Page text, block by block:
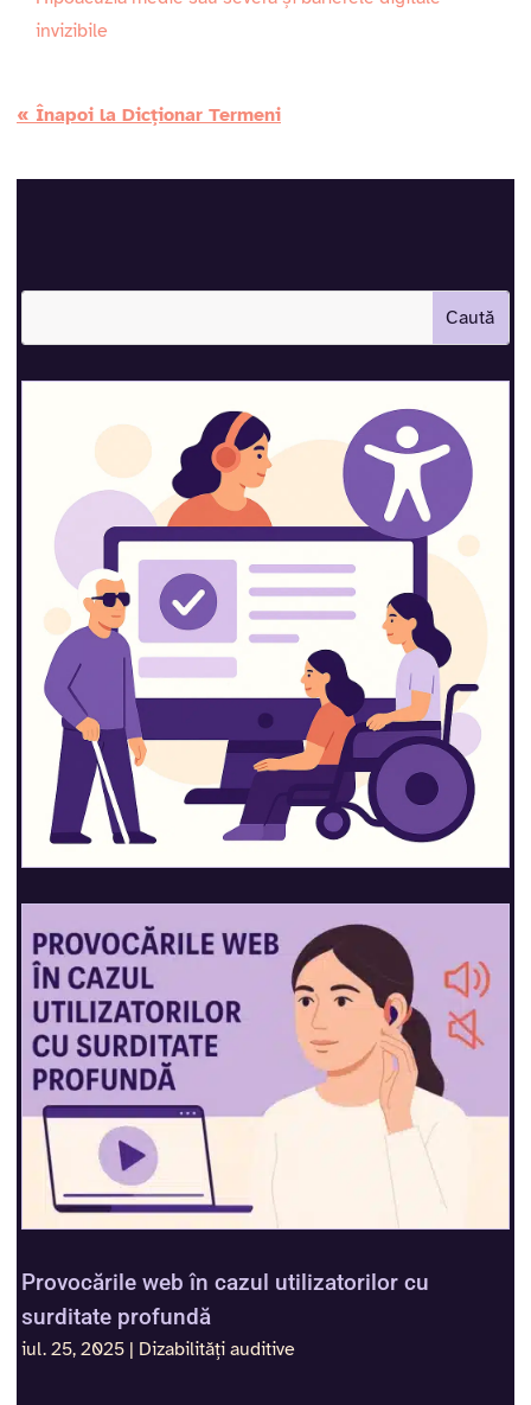
invizibile
« Înapoi la Dicționar Termeni
Provocările web în cazul utilizatorilor cu
surditate profundă
iul. 25, 2025 | Dizabilități auditive